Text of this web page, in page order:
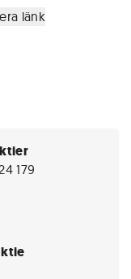
länk
179